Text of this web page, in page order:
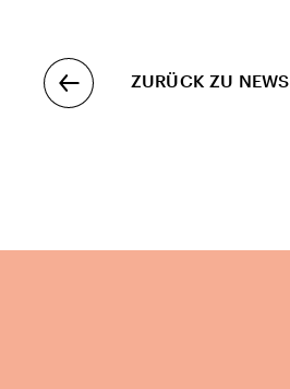
ZURÜCK ZU NEWS